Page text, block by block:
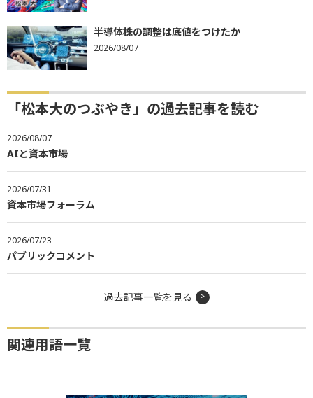
半導体株の調整は底値をつけたか
2026/08/07
「松本大のつぶやき」の過去記事を読む
2026/08/07
AIと資本市場
2026/07/31
資本市場フォーラム
2026/07/23
パブリックコメント
過去記事一覧を見る
関連用語一覧